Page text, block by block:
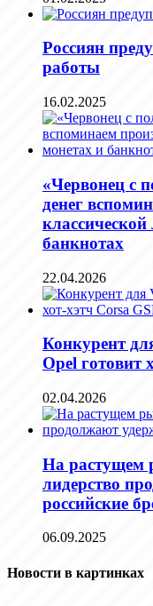
Россиян
работы
16.02.2025
«Червонец с
денег
банкнотах
22.04.2026
Конкурент
Opel готовит
02.04.2026
На растущем
лидерство
российские
06.09.2025
Новости в картинках